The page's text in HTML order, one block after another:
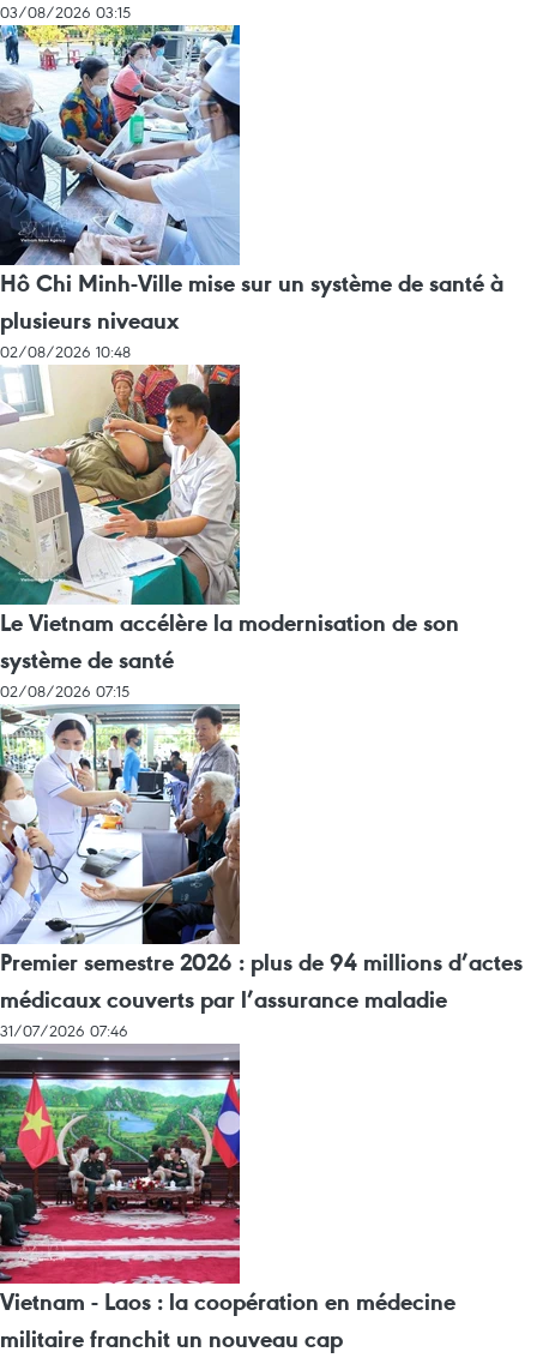
03/08/2026 03:15
Hô Chi Minh-Ville mise sur un système de santé à
plusieurs niveaux
02/08/2026 10:48
Le Vietnam accélère la modernisation de son
système de santé
02/08/2026 07:15
Premier semestre 2026 : plus de 94 millions d’actes
médicaux couverts par l’assurance maladie
31/07/2026 07:46
Vietnam - Laos : la coopération en médecine
militaire franchit un nouveau cap